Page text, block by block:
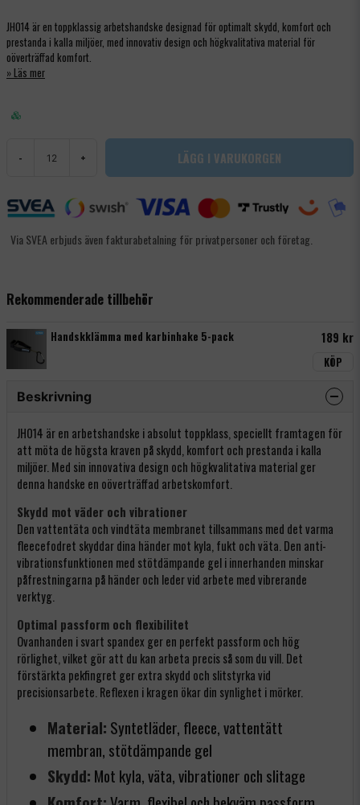
JH014 är en toppklassig arbetshandske designad för optimalt skydd, komfort och
prestanda i kalla miljöer, med innovativ design och högkvalitativa material för
oöverträffad komfort.
Läs mer
- + LÄGG I VARUKORGEN
Via SVEA erbjuds även fakturabetalning för privatpersoner och företag.
Rekommenderade tillbehör
Handskklämma med karbinhake 5-pack 189 kr
KÖP
Beskrivning
JH014 är en arbetshandske i absolut toppklass, speciellt framtagen för
att möta de högsta kraven på skydd, komfort och prestanda i kalla
miljöer. Med sin innovativa design och högkvalitativa material ger
denna handske en oöverträffad arbetskomfort.
Skydd mot väder och vibrationer
Den vattentäta och vindtäta membranet tillsammans med det varma
fleecefodret skyddar dina händer mot kyla, fukt och väta. Den anti-
vibrationsfunktionen med stötdämpande gel i innerhanden minskar
påfrestningarna på händer och leder vid arbete med vibrerande
verktyg.
Optimal passform och flexibilitet
Ovanhanden i svart spandex ger en perfekt passform och hög
rörlighet, vilket gör att du kan arbeta precis så som du vill. Det
förstärkta pekfingret ger extra skydd och slitstyrka vid
precisionsarbete. Reflexen i kragen ökar din synlighet i mörker.
Material: Syntetläder, fleece,vattentätt
membran, stötdämpande gel
Skydd: Mot kyla,väta,vibrationer och slitage